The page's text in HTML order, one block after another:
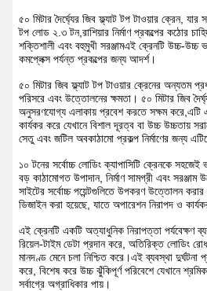
৫০ মিটার দৈর্ঘ্যের জিব ফ্ল্যাট টপ টাওয়ার ক্রেন, যার
টপ লোড ২.৩ টন,রাশিয়ার নির্মাণ প্রকল্পের কঠোর
শক্তিশালী এবং বহুমুখী সরঞ্জামএই ক্রেনটি উচ্চ-উচ্চ
কমপ্লেক্স পর্যন্ত প্রকল্পের জন্য আদর্শ।
৫০ মিটার জিব ফ্ল্যাট টপ টাওয়ার ক্রেনের অন্যতম
পরিসরে এবং উত্তোলনের ক্ষমতা। ৫০ মিটার জিব
অনুসরণযোগ্য এলাকায় প্রবেশ করতে সক্ষম
কার্যকর করে যেখানে বিশাল দূরত্ব বা উচ্চ উচ্চতায়
সেতু এবং জটিল অবকাঠামো প্রকল্প নির্মাণের জন্য
১০ টনের সর্বোচ্চ লোডিং ক্যাপাসিটি ক্রেনকে সহজেই
বড় কাঠামোগত উপাদান, নির্মাণ সামগ্রী এবং সরঞ্জাম
সাইটের সর্বোচ্চ পয়েন্টগুলিতে উপকরণ উত্তোলন করার
ডিজাইন করা হয়েছে, যাতে অপারেশন নিরাপদ ও
এই ক্রেনটি একটি অত্যাধুনিক নিরাপত্তা পর্যবেক্ষণ
রিয়েল-টাইম ডেটা প্রদান করে, অতিরিক্ত লোডিং
মানদণ্ড মেনে চলা নিশ্চিত করে।এই ব্যবস্থা দুর্ঘটনা
করে, বিশেষ করে উচ্চ ঝুঁকিপূর্ণ পরিবেশে যেখানে
সর্বাগ্রে অগ্রাধিকার পায়।